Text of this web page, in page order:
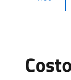
Costo